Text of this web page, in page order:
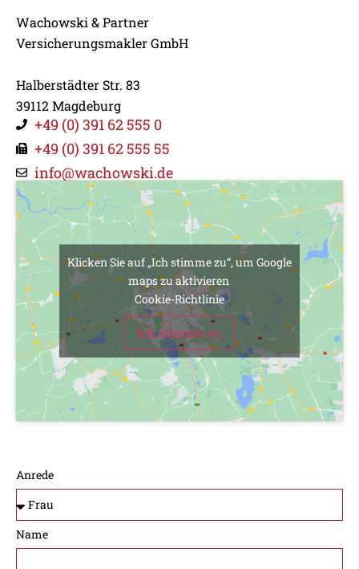
UNSERE KONTAKTDATEN:
WIR SIND FÜR SIE DA
Wachowski & Partner
Versicherungsmakler GmbH
Halberstädter Str. 83
39112 Magdeburg
+49 (0) 391 62 555 0
+49 (0) 391 62 555 55
info@wachowski.de
Klicken Sie auf „Ich stimme zu“, um Google
maps zu aktivieren
Cookie-Richtlinie
Ich stimme zu
Anrede
Name